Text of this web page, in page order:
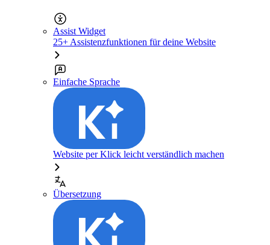
Assist Widget
25+ Assistenzfunktionen für deine Website
Einfache Sprache
Website per Klick leicht verständlich machen
Übersetzung